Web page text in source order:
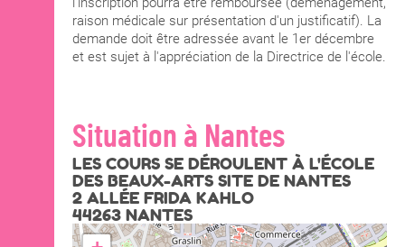
raison médicale sur présentation d'un justificatif). La
demande doit être adressée avant le 1er décembre
et est sujet à l'appréciation de la Directrice de l'école.
Situation à Nantes
LES COURS SE DÉROULENT À L'ÉCOLE
DES BEAUX-ARTS SITE DE NANTES
2 ALLÉE FRIDA KAHLO
44263 NANTES